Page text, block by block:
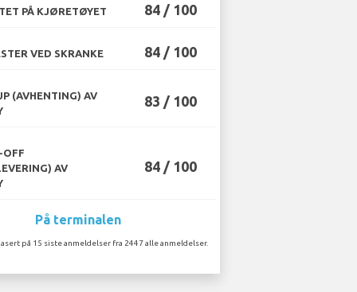
PÅ KJØRETØYET 84 / 100
VED SKRANKE 84 / 100
(AVHENTING) AV
83 / 100
OFF
AV
84 / 100
På terminalen
på 15 siste anmeldelser fra 2447 alle anmeldelser.